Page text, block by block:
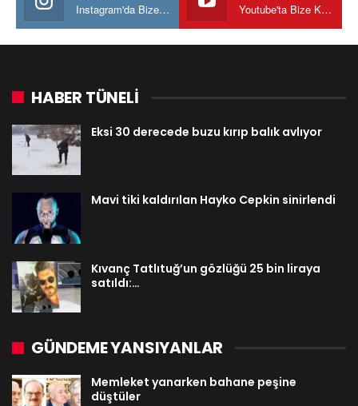
Instagram'da Bize katılın Youtube'ta Bize Katılın
HABER TÜNELİ
Eksi 30 derecede buzu kırıp balık avlıyor
Mavi tiki kaldırılan Hayko Cepkin sinirlendi
Kıvanç Tatlıtuğ’un gözlüğü 25 bin liraya
satıldı:…
GÜNDEME YANSIYANLAR
Memleket yanarken bahane peşine
düştüler